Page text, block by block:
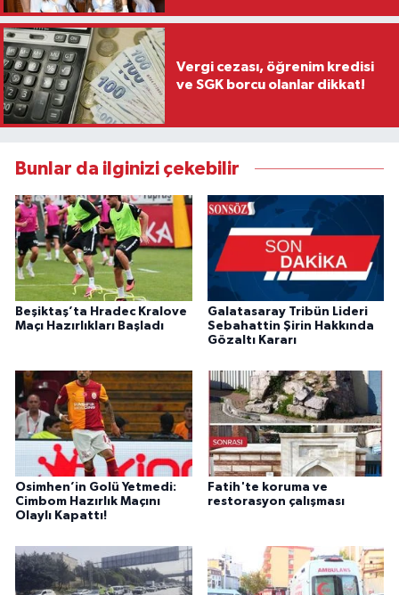
Vergi cezası, öğrenim kredisi
ve SGK borcu olanlar dikkat!
Bunlar da ilginizi çekebilir
Beşiktaş’ta Hradec Kralove
Maçı Hazırlıkları Başladı
Galatasaray Tribün Lideri
Sebahattin Şirin Hakkında
Gözaltı Kararı
Osimhen’in Golü Yetmedi:
Cimbom Hazırlık Maçını
Olaylı Kapattı!
Fatih'te koruma ve
restorasyon çalışması